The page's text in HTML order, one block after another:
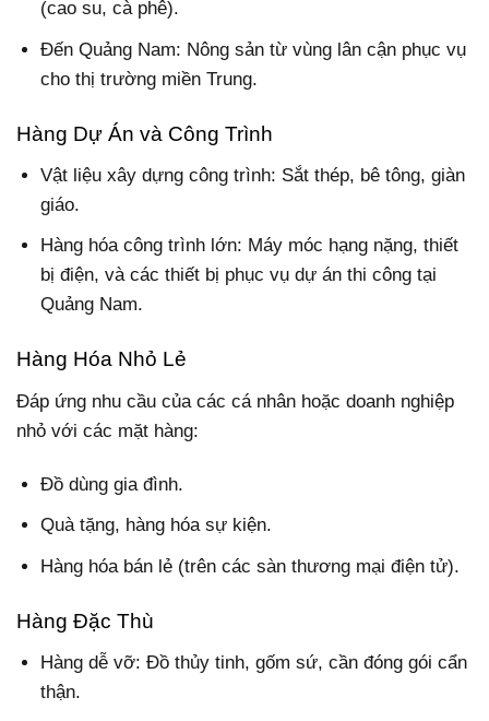
(cao su, cà phê).
Đến Quảng Nam: Nông sản từ vùng lân cận phục vụ
cho thị trường miền Trung.
Hàng Dự Án và Công Trình
Vật liệu xây dựng công trình: Sắt thép, bê tông, giàn
giáo.
Hàng hóa công trình lớn: Máy móc hạng nặng, thiết
bị điện, và các thiết bị phục vụ dự án thi công tại
Quảng Nam.
Hàng Hóa Nhỏ Lẻ
Đáp ứng nhu cầu của các cá nhân hoặc doanh nghiệp
nhỏ với các mặt hàng:
Đồ dùng gia đình.
Quà tặng, hàng hóa sự kiện.
Hàng hóa bán lẻ (trên các sàn thương mại điện tử).
Hàng Đặc Thù
Hàng dễ vỡ: Đồ thủy tinh, gốm sứ, cần đóng gói cẩn
thận.